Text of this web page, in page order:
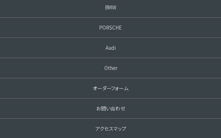
BMW
PORSCHE
Audi
Other
オーダーフォーム
お問い合わせ
アクセスマップ